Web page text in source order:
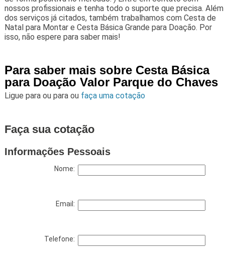
nossos profissionais e tenha todo o suporte que precisa. Além
dos serviços já citados, também trabalhamos com Cesta de
Natal para Montar e Cesta Básica Grande para Doação. Por
isso, não espere para saber mais!
Para saber mais sobre Cesta Básica
para Doação Valor Parque do Chaves
Ligue para ou para ou faça uma cotação
Faça sua cotação
Informações Pessoais
Nome:
Email:
Telefone: